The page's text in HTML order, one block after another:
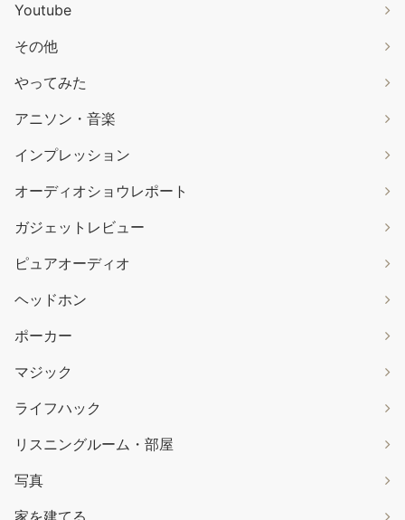
Youtube
その他
やってみた
アニソン・音楽
インプレッション
オーディオショウレポート
ガジェットレビュー
ピュアオーディオ
ヘッドホン
ポーカー
マジック
ライフハック
リスニングルーム・部屋
写真
家を建てる